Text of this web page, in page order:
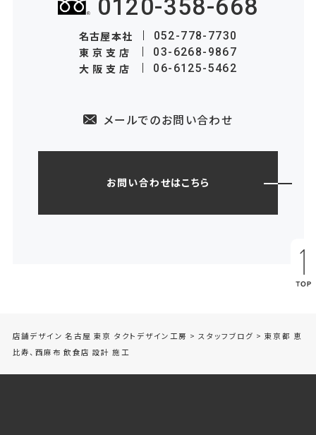
0120-358-668
名古屋本社 052-778-7730
東京支店 03-6268-9867
大阪支店 06-6125-5462
メールでのお問い合わせ
お問い合わせはこちら
店舗デザイン 名古屋 東京 タクトデザイン工房 > スタッフブログ > 東京都 恵
比寿、西麻布 飲食店 設計 施工